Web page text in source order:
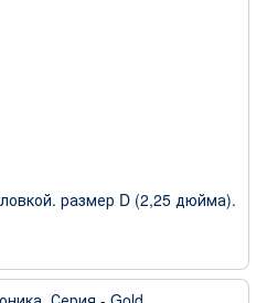
размер D (2,25 дюйма).